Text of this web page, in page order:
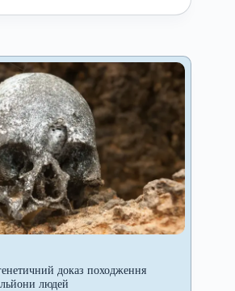
доказ походження
людей